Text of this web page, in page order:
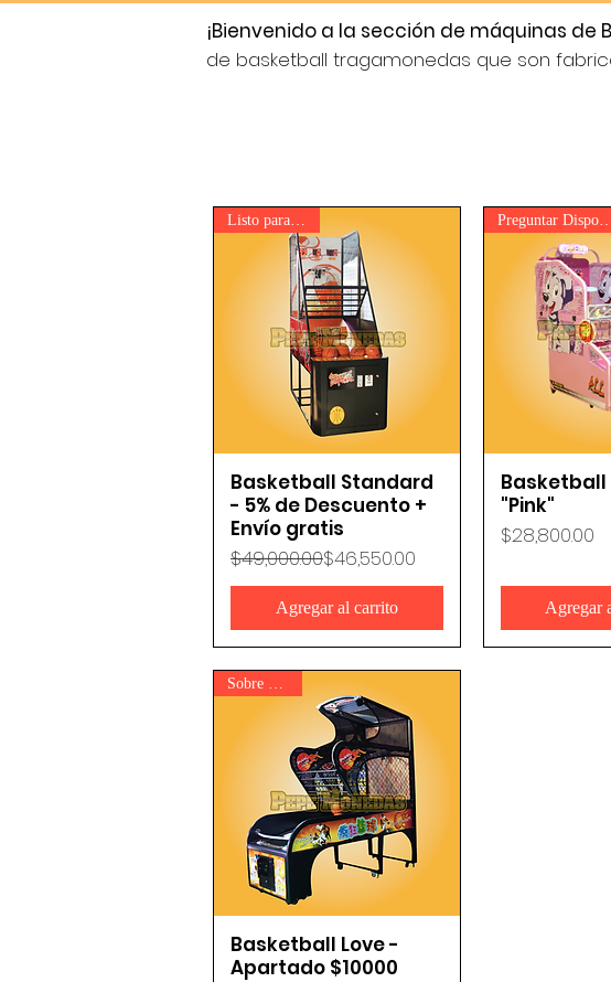
¡Bienvenido a la sección de máquinas
de basketball tragamonedas que son
Vista rápida
Listo para enviar
Basketball Standard
- 5% de Descuento +
Envío gratis
Precio
$49,000.00
Precio de oferta
$46,550.00
Agregar al carrito
Vista
Preguntar
"Pink"
Precio
$28,800.00
Agregar
Vista rápida
Basketball Love -
Apartado $10000